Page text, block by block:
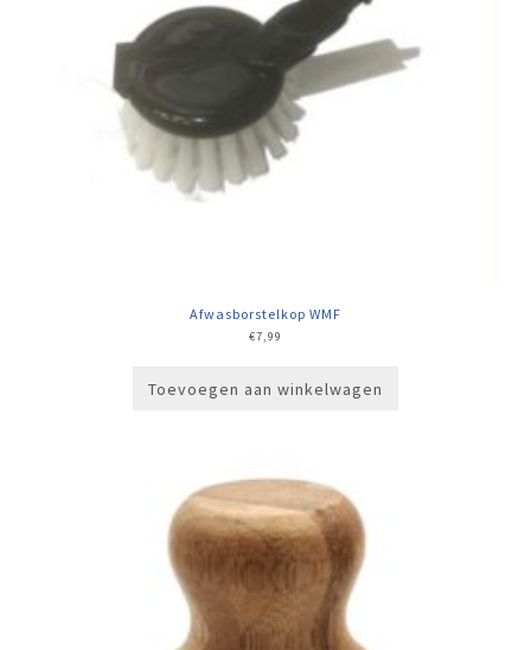
Afwasborstelkop WMF
€7,99
Toevoegen aan winkelwagen